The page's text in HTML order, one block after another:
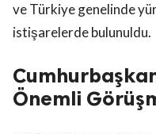
ve Türkiye genelinde
istişarelerde bulunuldu.
Önemli